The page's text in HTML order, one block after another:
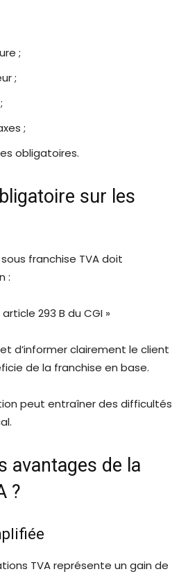
;
;
;
obligatoires.
sur les
franchise TVA doit
:
293 B du CGI »
d’informer clairement le client
de la franchise en base.
peut entraîner des difficultés
avantages de la
?
TVA représente un gain de